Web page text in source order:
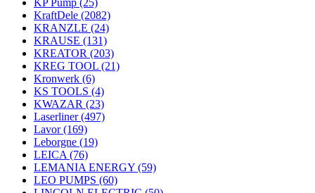
KP Pump (25)
KraftDele (2082)
KRANZLE (24)
KRAUSE (131)
KREATOR (203)
KREG TOOL (21)
Kronwerk (6)
KS TOOLS (4)
KWAZAR (23)
Laserliner(497)
Lavor(169)
Leborgne (19)
LEICA (76)
LEMANIA ENERGY (59)
LEO PUMPS (60)